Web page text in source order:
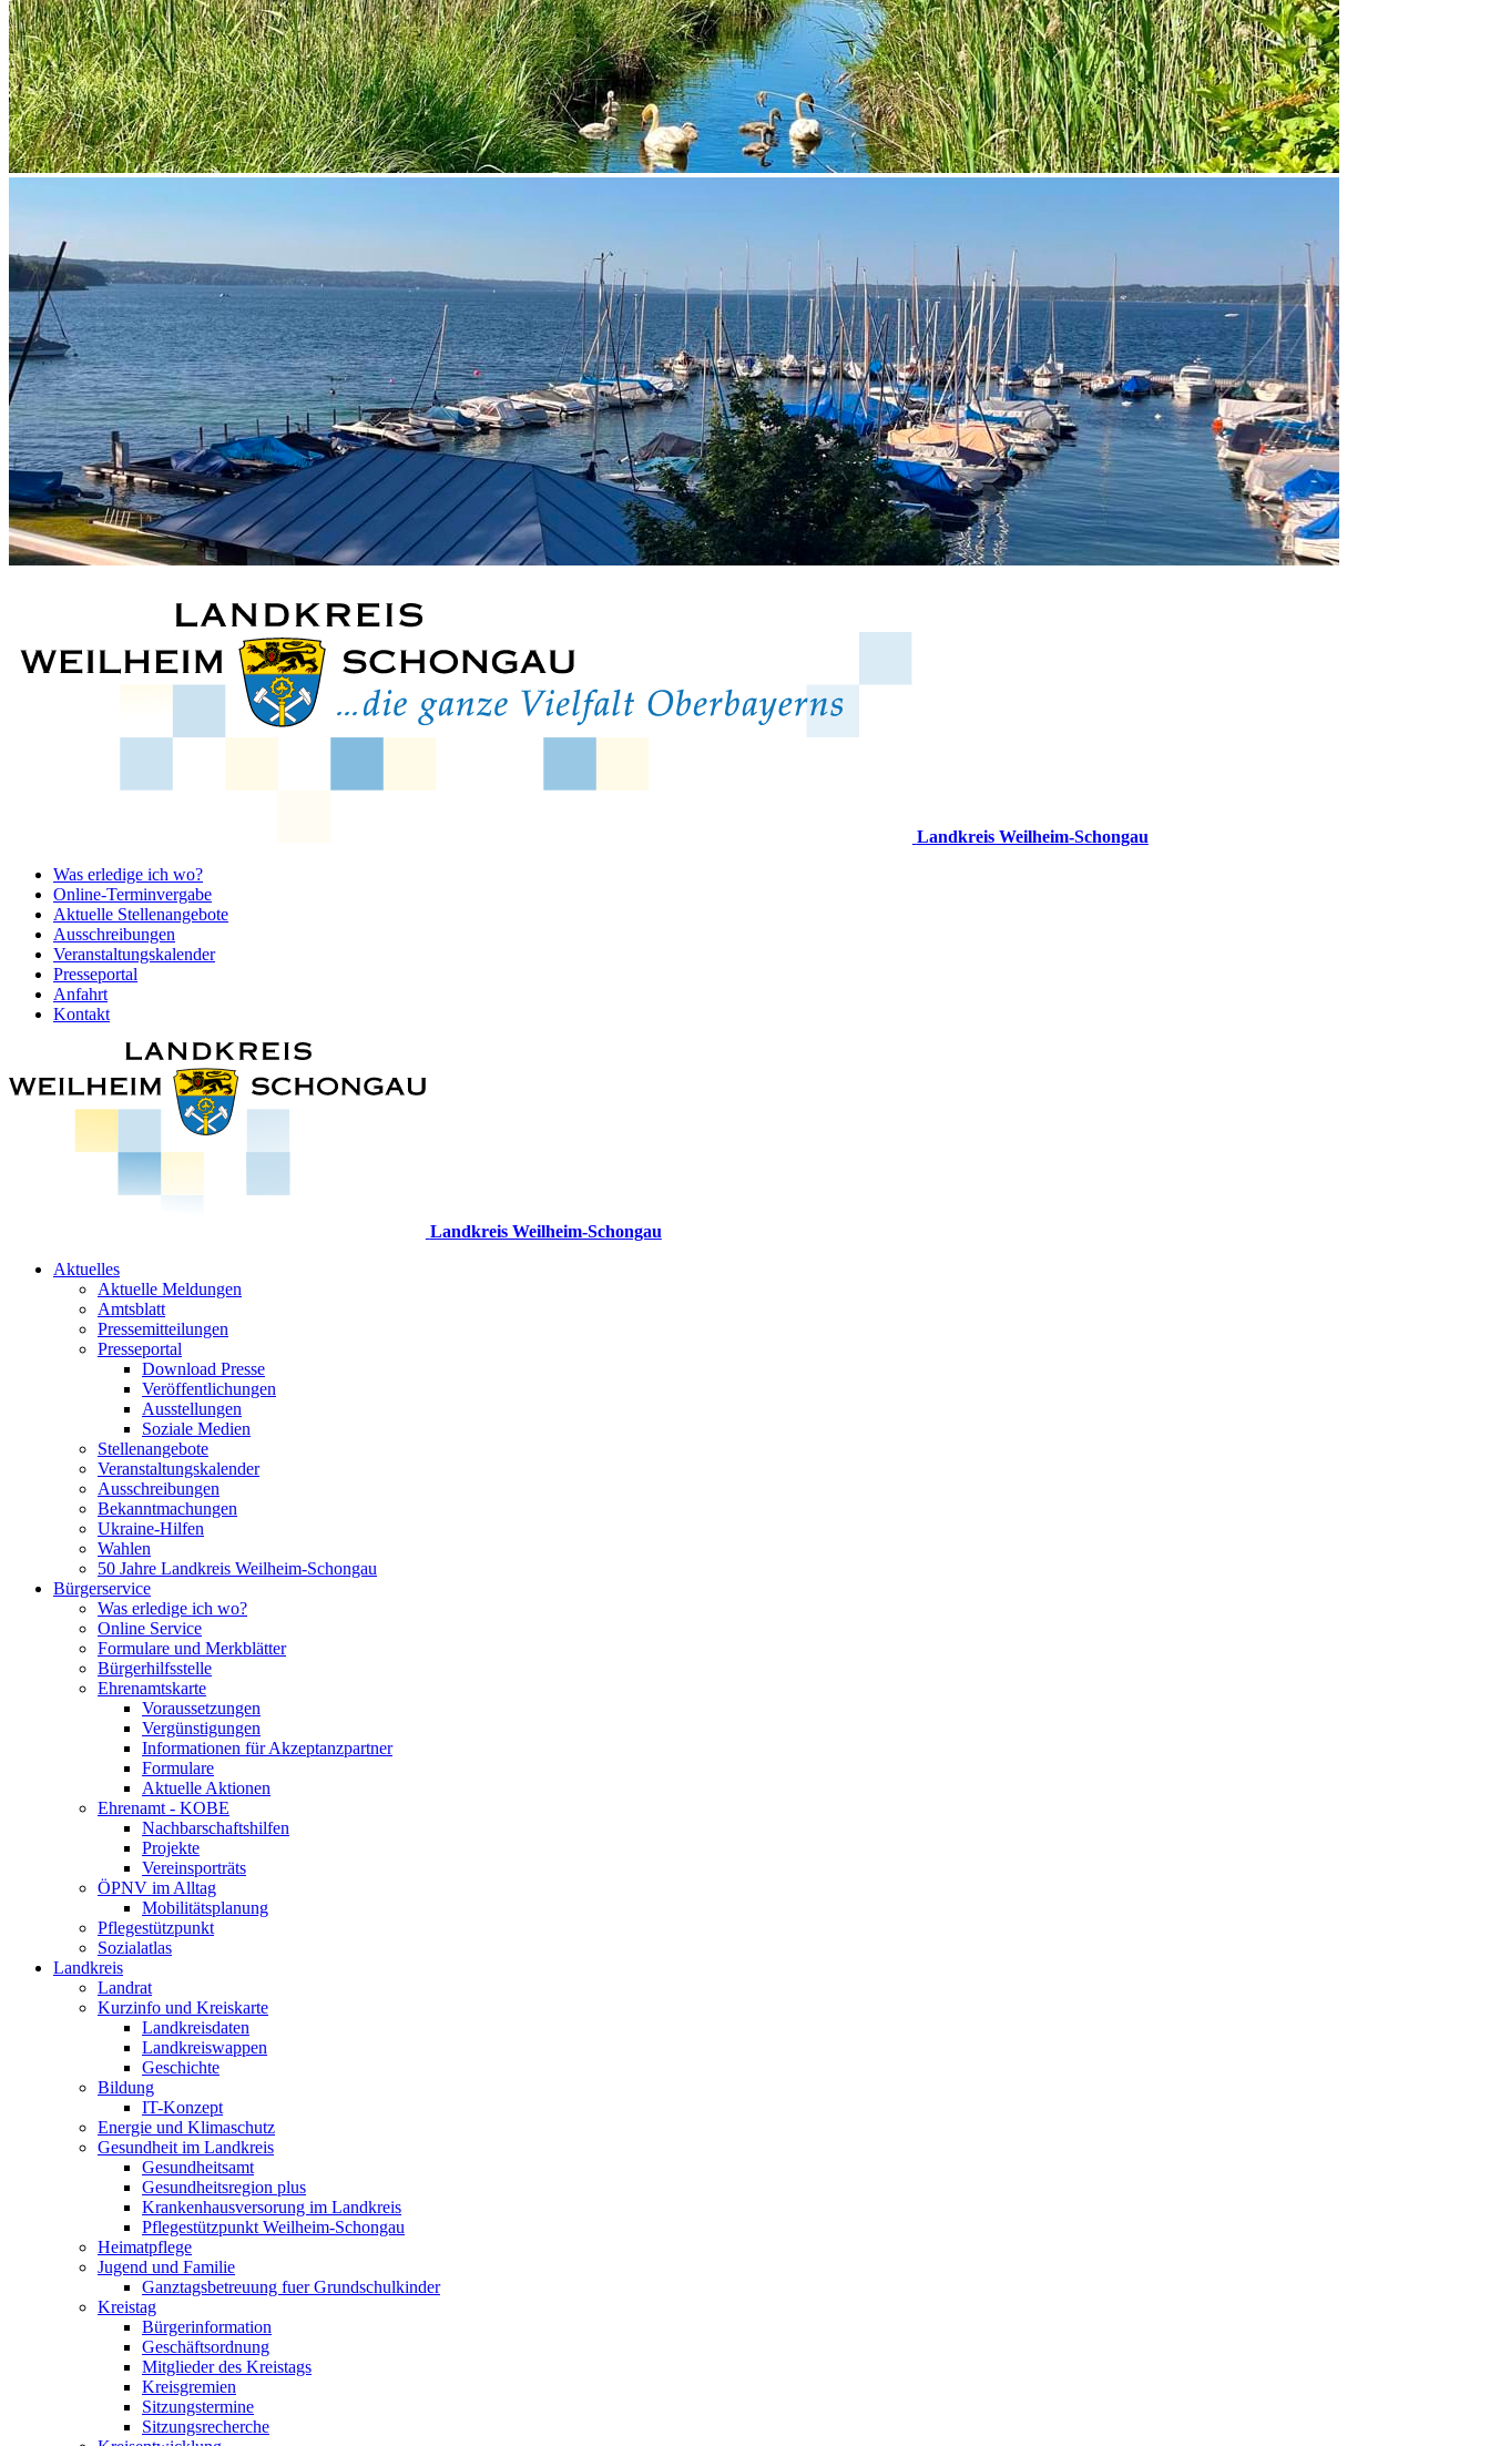
Landkreis Weilheim-Schongau
Was erledige ich wo?
Online-Terminvergabe
Aktuelle Stellenangebote
Ausschreibungen
Veranstaltungskalender
Presseportal
Anfahrt
Kontakt
Landkreis Weilheim-Schongau
Aktuelles
Aktuelle Meldungen
Amtsblatt
Pressemitteilungen
Presseportal
Download Presse
Veröffentlichungen
Ausstellungen
Soziale Medien
Stellenangebote
Veranstaltungskalender
Ausschreibungen
Bekanntmachungen
Ukraine-Hilfen
Wahlen
50 Jahre Landkreis Weilheim-Schongau
Bürgerservice
Was erledige ich wo?
Online Service
Formulare und Merkblätter
Bürgerhilfsstelle
Ehrenamtskarte
Voraussetzungen
Vergünstigungen
Informationen für Akzeptanzpartner
Formulare
Aktuelle Aktionen
Ehrenamt - KOBE
Nachbarschaftshilfen
Projekte
Vereinsporträts
ÖPNV im Alltag
Mobilitätsplanung
Pflegestützpunkt
Sozialatlas
Landkreis
Landrat
Kurzinfo und Kreiskarte
Landkreisdaten
Landkreiswappen
Geschichte
Bildung
IT-Konzept
Energie und Klimaschutz
Gesundheit im Landkreis
Gesundheitsamt
Gesundheitsregion plus
Krankenhausversorung im Landkreis
Pflegestützpunkt Weilheim-Schongau
Heimatpflege
Jugend und Familie
Ganztagsbetreuung fuer Grundschulkinder
Kreistag
Bürgerinformation
Geschäftsordnung
Mitglieder des Kreistags
Kreisgremien
Sitzungstermine
Sitzungsrecherche